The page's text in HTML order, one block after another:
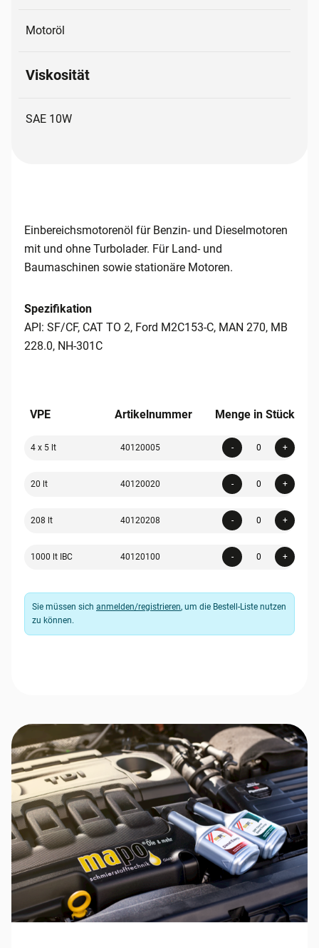
Motoröl
Viskosität
SAE 10W
Einbereichsmotorenöl für Benzin- und Dieselmotoren
mit und ohne Turbolader. Für Land- und
Baumaschinen sowie stationäre Motoren.
Spezifikation
API: SF/CF, CAT TO 2, Ford M2C153-C, MAN 270, MB
228.0, NH-301C
VPE Artikelnummer Menge in Stück
4 x 5 lt 40120005 - +
20 lt 40120020 - +
208 lt 40120208 - +
1000 lt IBC 40120100 - +
Sie müssen sich anmelden/registrieren, um die Bestell-Liste nutzen
zu können.